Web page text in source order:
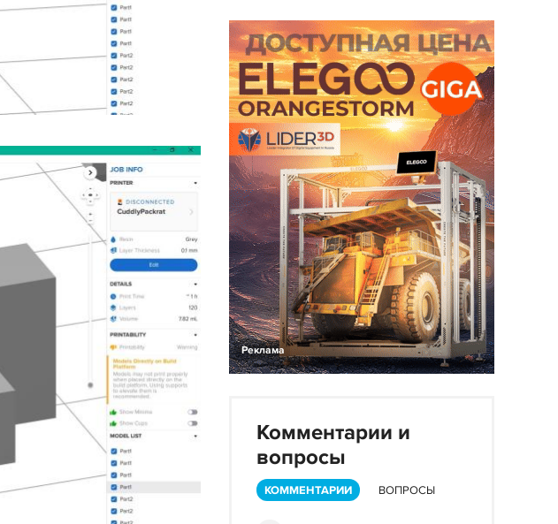
Реклама
Комментарии и
вопросы
КОММЕНТАРИИ ВОПРОСЫ